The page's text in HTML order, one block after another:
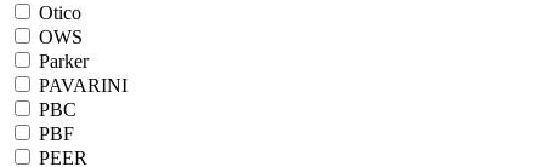
Otico
OWS
Parker
PAVARINI
PBC
PBF
PEER